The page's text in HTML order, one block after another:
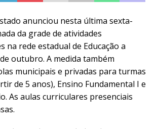
anunciou nesta última sexta-
da grade de atividades
na rede estadual de Educação a
outubro. A medida também
municipais e privadas para turmas
de 5 anos), Ensino Fundamental I e
As aulas curriculares presenciais